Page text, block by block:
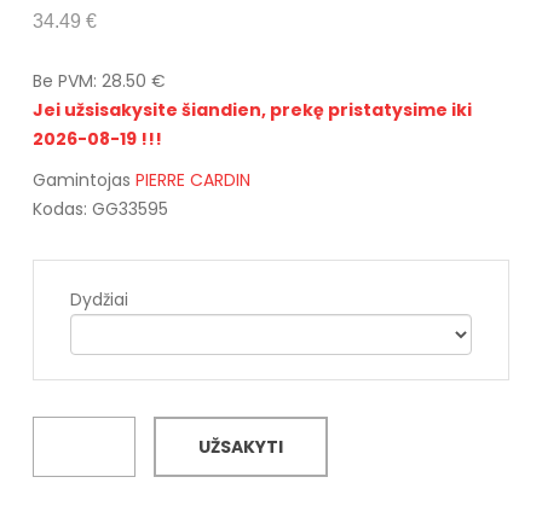
34.49 €
Be PVM: 28.50 €
Jei užsisakysite šiandien, prekę pristatysime iki
2026-08-19 !!!
Gamintojas PIERRE CARDIN
Kodas: GG33595
Dydžiai
UŽSAKYTI